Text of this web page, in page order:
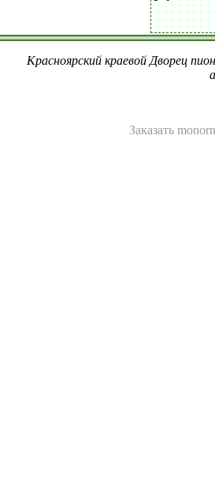
Красноярский краевой Дворец
Заказать